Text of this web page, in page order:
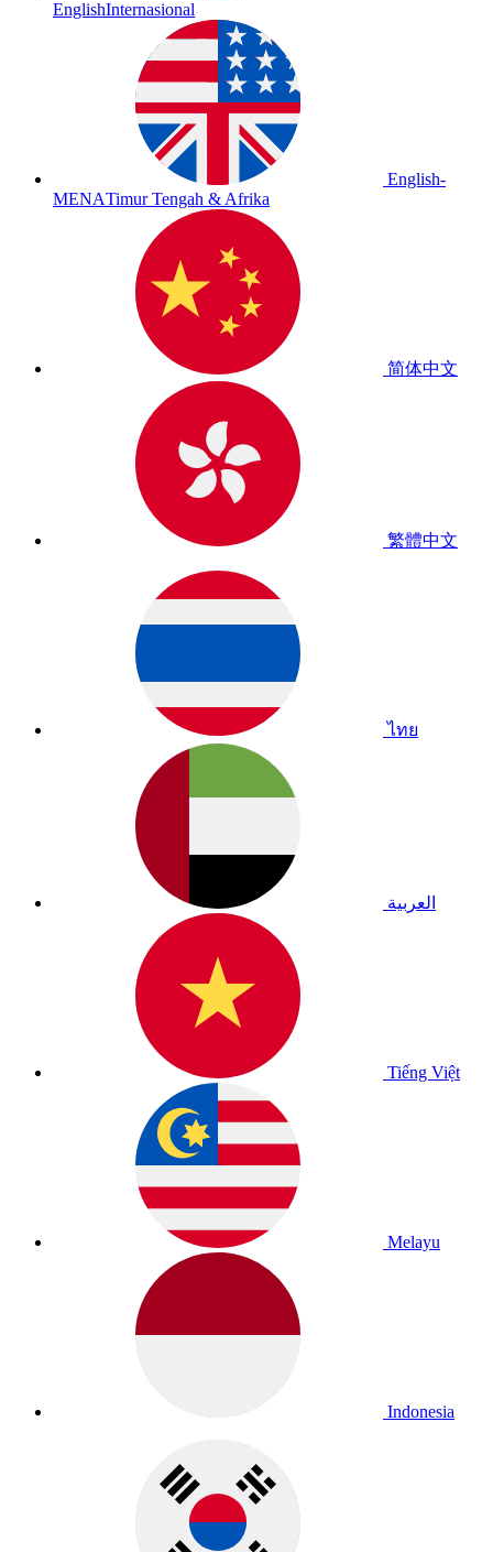
EnglishInternasional
English-
MENATimur Tengah & Afrika
简体中文
繁體中文
ไทย
العربية
Tiếng Việt
Melayu
Indonesia